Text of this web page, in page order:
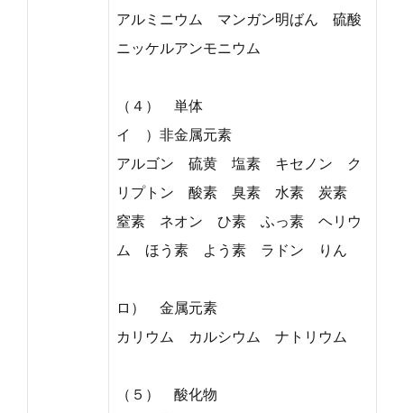
アルミニウム マンガン明ばん 硫酸
ニッケルアンモニウム
（４） 単体
イ ）非金属元素
アルゴン 硫黄 塩素 キセノン ク
リプトン 酸素 臭素 水素 炭素
窒素 ネオン ひ素 ふっ素 ヘリウ
ム ほう素 よう素 ラドン りん
ロ） 金属元素
カリウム カルシウム ナトリウム
（５） 酸化物